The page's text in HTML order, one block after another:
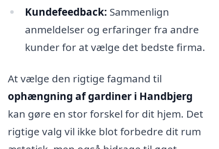
Kundefeedback: Sammenlign
anmeldelser og erfaringer fra andre
kunder for at vælge det bedste firma.
At vælge den rigtige fagmand til
ophængning af gardiner i Handbjerg
kan gøre en stor forskel for dit hjem. Det
rigtige valg vil ikke blot forbedre dit rum